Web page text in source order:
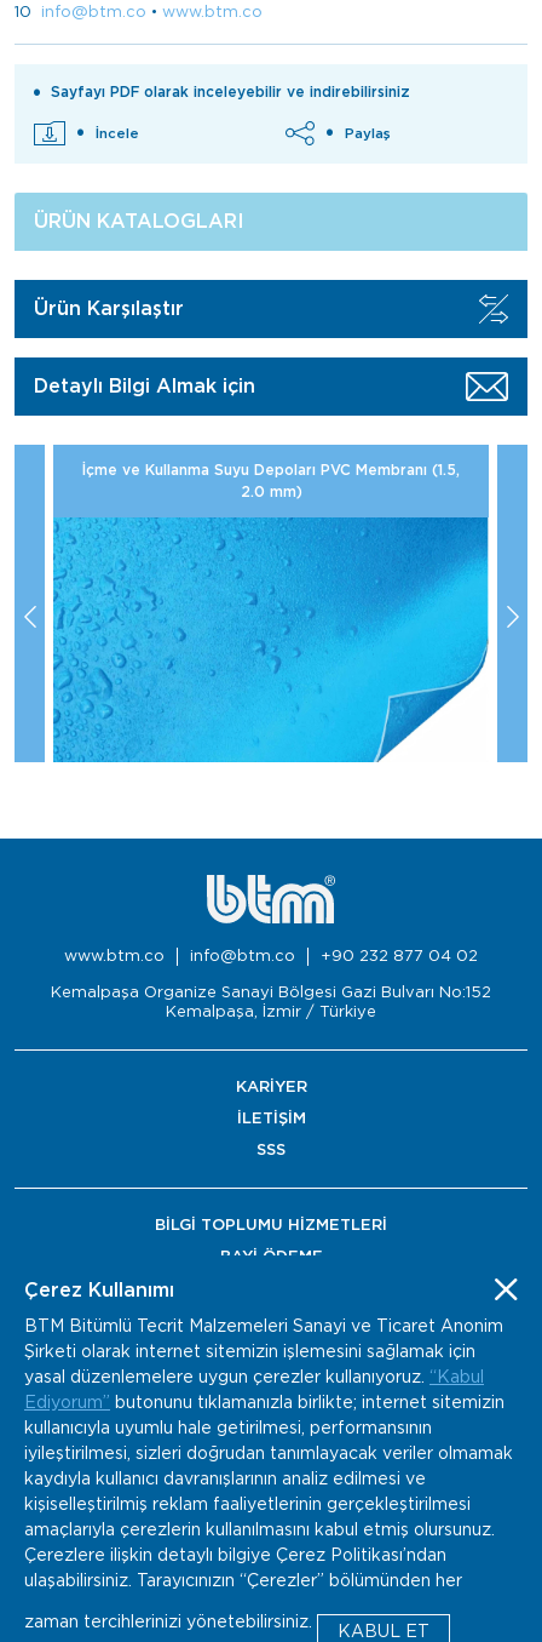
10 info@btm.co • www.btm.co
Sayfayı PDF olarak inceleyebilir ve indirebilirsiniz
İncele Paylaş
ÜRÜN KATALOGLARI
Ürün Karşılaştır
Detaylı Bilgi Almak için
İçme ve Kullanma Suyu Depoları PVC Membranı (1.5,
2.0 mm)
www.btm.co info@btm.co +90 232 877 04 02
Kemalpaşa Organize Sanayi Bölgesi Gazi Bulvarı No:152
Kemalpaşa, İzmir / Türkiye
KARİYER
İLETİŞİM
SSS
BİLGİ TOPLUMU HİZMETLERİ
BAYİ ÖDEME
Copyright © 2022 - BTM Tüm Hakları Saklıdır.
Çerez Kullanımı
BTM Bitümlü Tecrit Malzemeleri Sanayi ve Ticaret Anonim
Şirketi olarak internet sitemizin işlemesini sağlamak için
yasal düzenlemelere uygun çerezler kullanıyoruz. “Kabul
Ediyorum” butonunu tıklamanızla birlikte; internet sitemizin
kullanıcıyla uyumlu hale getirilmesi, performansının
iyileştirilmesi, sizleri doğrudan tanımlayacak veriler olmamak
kaydıyla kullanıcı davranışlarının analiz edilmesi ve
kişiselleştirilmiş reklam faaliyetlerinin gerçekleştirilmesi
amaçlarıyla çerezlerin kullanılmasını kabul etmiş olursunuz.
Çerezlere ilişkin detaylı bilgiye Çerez Politikası’ndan
ulaşabilirsiniz. Tarayıcınızın “Çerezler” bölümünden her
zaman tercihlerinizi yönetebilirsiniz.
KABUL ET